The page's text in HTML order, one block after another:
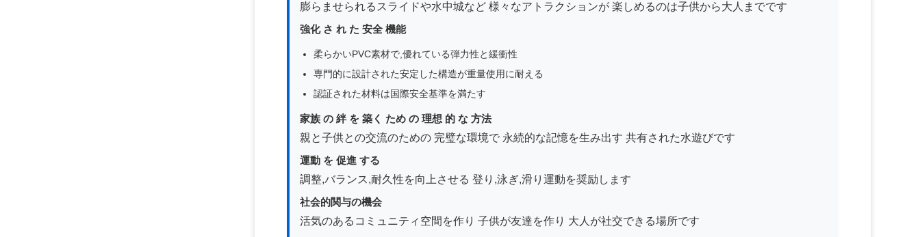
膨らませられるスライドや水中城など 様々なアトラクションが 楽しめるのは子供から大人までです
強化 さ れ た 安全 機能
柔らかいPVC素材で,優れている弾力性と緩衝性
専門的に設計された安定した構造が重量使用に耐える
認証された材料は国際安全基準を満たす
家族 の 絆 を 築く ため の 理想 的 な 方法
親と子供との交流のための 完璧な環境で 永続的な記憶を生み出す 共有された水遊びです
運動 を 促進 する
調整,バランス,耐久性を向上させる 登り,泳ぎ,滑り運動を奨励します
社会的関与の機会
活気のあるコミュニティ空間を作り 子供が友達を作り 大人が社交できる場所です